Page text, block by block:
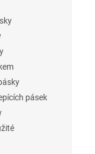
pásek